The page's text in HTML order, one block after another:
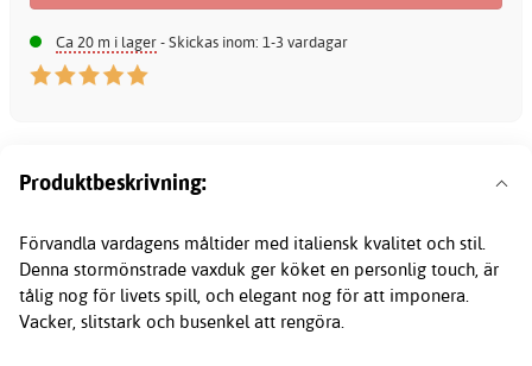
Ca 20 m i lager- Skickas inom: 1-3 vardagar
Produktbeskrivning:
Förvandla vardagens måltider med italiensk kvalitet och stil.
Denna stormönstrade vaxduk ger köket en personlig touch, är
tålig nog för livets spill, och elegant nog för att imponera.
Vacker, slitstark och busenkel att rengöra.